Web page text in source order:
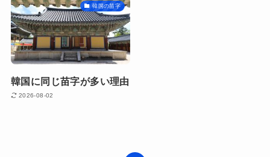
韓国の苗字
韓国に同じ苗字が多い理由
2026-08-02